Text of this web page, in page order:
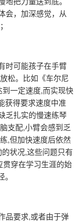
会，加深感觉，从
时可能孩子在手臂
松。比如《车尔尼
一定速度,而实现快
获得要求速度中准
乏扎实的慢速练琴
支配,小臂会感到乏
,但加快速度后依然
状况,这些问题只有
贯穿在学习生涯的始
品要求,或者由于弹